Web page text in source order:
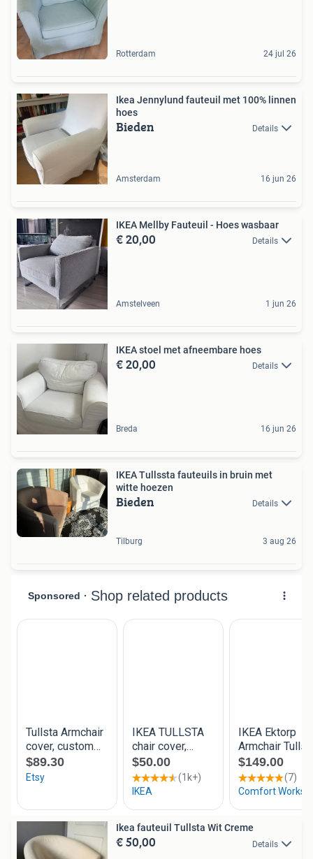
Rotterdam 24 jul 26
Ikea Jennylund fauteuil met 100% linnen
hoes
Bieden Details
Amsterdam 16 jun 26
IKEA Mellby Fauteuil - Hoes wasbaar
€ 20,00 Details
Amstelveen 1 jun 26
IKEA stoel met afneembare hoes
€ 20,00 Details
Breda 16 jun 26
IKEA Tullssta fauteuils in bruin met
witte hoezen
Bieden Details
Tilburg 3 aug 26
Ikea fauteuil Tullsta Wit Creme
€ 50,00 Details